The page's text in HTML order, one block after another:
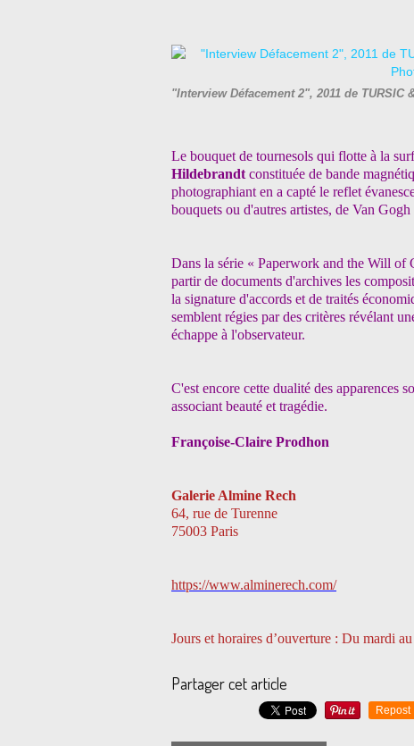
"Interview Défacement 2", 2011 de
Le bouquet de tournesols qui flotte à la
Hildebrandt constituée de bande
photographiant en a capté le reflet
bouquets ou d'autres artistes, de Van
Dans la série « Paperwork and the Will of
partir de documents d'archives les
la signature d'accords et de traités
semblent régies par des critères révélant
échappe à l'observateur.
C'est encore cette dualité des apparences
associant beauté et tragédie.
Françoise-Claire Prodhon
Galerie Almine Rech
64, rue de Turenne
75003 Paris
https://www.alminerech.com/
Jours et horaires d’ouverture : Du mardi
Partager cet article
Repost